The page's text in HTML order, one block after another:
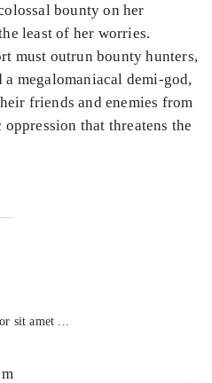
bounty on her
least of her worries.
must outrun bounty hunters,
megalomaniacal demi-god,
friends and enemies from
that threatens the
sit amet ...